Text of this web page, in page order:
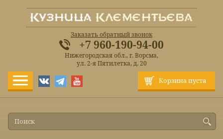
Корзина пуста
Заказать обратный звонок
+7 960-190-94-00
Нижегородская обл., г. Ворсма,
ул. 2-я Пятилетка, д. 20